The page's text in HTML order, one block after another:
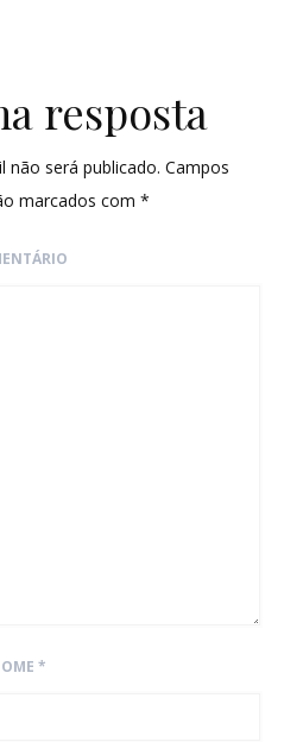
resposta
não será publicado. Campos
marcados com *
*